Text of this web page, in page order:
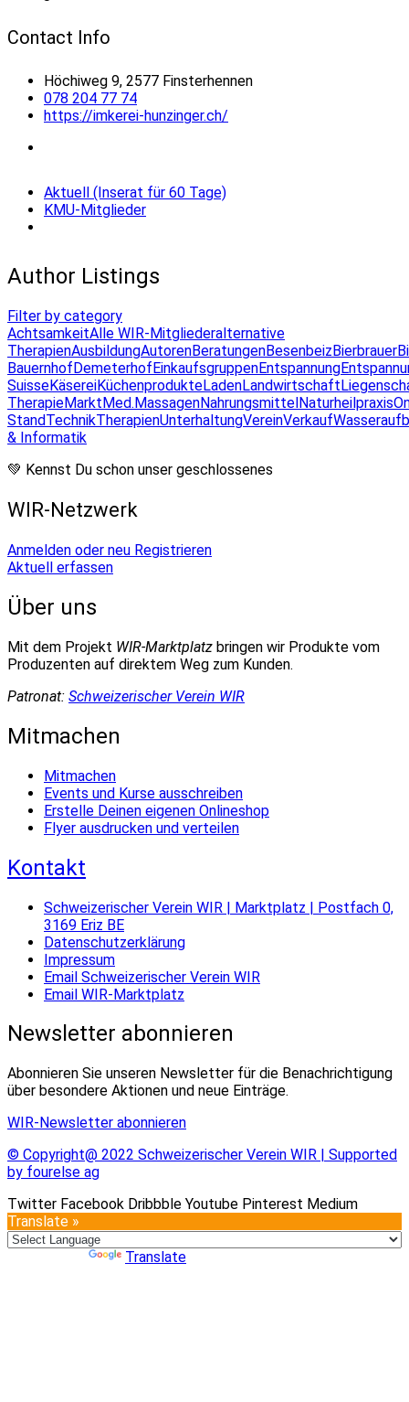
Contact Info
Höchiweg 9, 2577 Finsterhennen
078 204 77 74
https://imkerei-hunzinger.ch/
Aktuell (Inserat für 60 Tage)
KMU-Mitglieder
Author Listings
Filter by category
AchtsamkeitAlle WIR-Mitgliederalternative
TherapienAusbildungAutorenBeratungenBesenbeizBierbrauer
BauernhofDemeterhofEinkaufsgruppenEntspannung
SuisseKäsereiKüchenprodukteLadenLandwirtschaft
TherapieMarktMed.MassagenNahrungsmittelNaturheilpraxis
StandTechnikTherapienUnterhaltungVereinVerkauf
& Informatik
💚 Kennst Du schon unser geschlossenes
WIR-Netzwerk
Anmelden oder neu Registrieren
Aktuell erfassen
Über uns
Mit dem Projekt WIR-Marktplatz bringen wir Produkte vom
Produzenten auf direktem Weg zum Kunden.
Patronat: Schweizerischer Verein WIR
Mitmachen
Mitmachen
Events und Kurse ausschreiben
Erstelle Deinen eigenen Onlineshop
Flyer ausdrucken und verteilen
Kontakt
Schweizerischer Verein WIR | Marktplatz | Postfach 0,
3169 Eriz BE
Datenschutzerklärung
Impressum
Email Schweizerischer Verein WIR
Email WIR-Marktplatz
Newsletter abonnieren
Abonnieren Sie unseren Newsletter für die Benachrichtigung
über besondere Aktionen und neue Einträge.
WIR-Newsletter abonnieren
© Copyright@ 2022 Schweizerischer Verein WIR | Supported
by fourelse ag
Twitter Facebook Dribbble Youtube Pinterest Medium
Translate »
Translate